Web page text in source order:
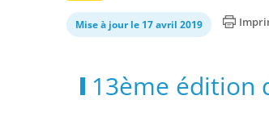
Mise à jour le 17 avril 2019
13ème édition